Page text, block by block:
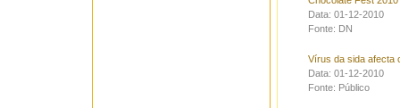
Data: 01-12-2010
Fonte: DN
Vírus da sida afecta
Data: 01-12-2010
Fonte: Público